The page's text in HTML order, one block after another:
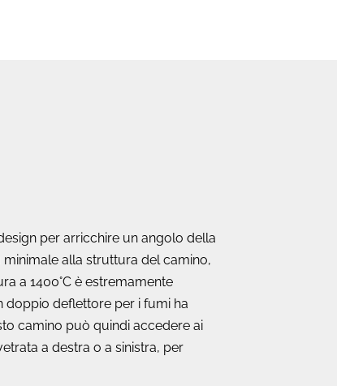
per arricchire un angolo della
alla struttura del camino,
a 1400°C è estremamente
doppio deflettore per i fumi ha
camino può quindi accedere ai
a destra o a sinistra, per